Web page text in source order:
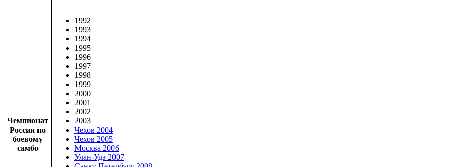
Чемпионат
России по
боевому
самбо
1992
1993
1994
1995
1996
1997
1998
1999
2000
2001
2002
2003
Чехов 2004
Чехов 2005
Москва 2006
Улан-Удэ 2007